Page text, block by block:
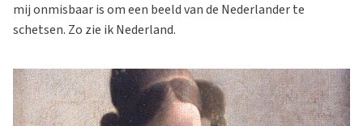
mij onmisbaar is om een beeld van de Nederlander te
schetsen. Zo zie ik Nederland.